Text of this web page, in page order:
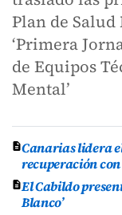
Plan de
‘Primera
de Equipos
Mental’
Canarias lidera
recuperación
El Cabildo
Blanco’